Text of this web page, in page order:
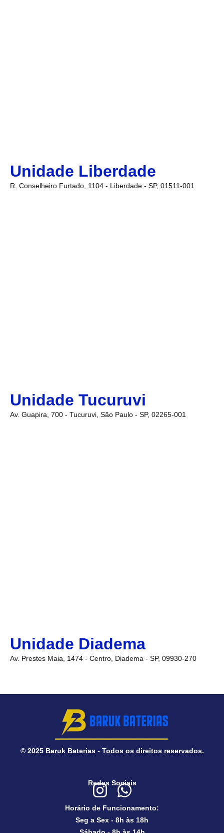
Unidade Liberdade
R. Conselheiro Furtado, 1104 - Liberdade - SP, 01511-001
Unidade Tucuruvi
Av. Guapira, 700 - Tucuruvi, São Paulo - SP, 02265-001
Unidade Diadema
Av. Prestes Maia, 1474 - Centro, Diadema - SP, 09930-270
© 2025 Baruk Baterias - Todos os direitos reservados.
Redes Sociais
Horário de Funcionamento:
Seg a Sex - 8h às 18h